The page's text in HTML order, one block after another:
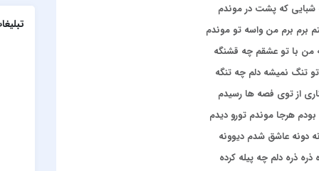
که پشت در موندم
برم برم من واسه تو موندم
من با تو عشقم چه قشنگه
تنگ نمیشه دلم چه تنگه
از توی فصه ها رسیدم
هرجا موندم تورو دیدم
دونه عاشق شدم دیوونه
ذره ذره دلم چه پیله کرده